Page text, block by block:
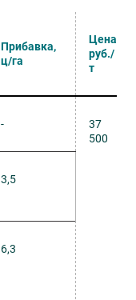
Прибавка,
ц/га
Цена,
руб./
т
-
37
500
3,5
6,3